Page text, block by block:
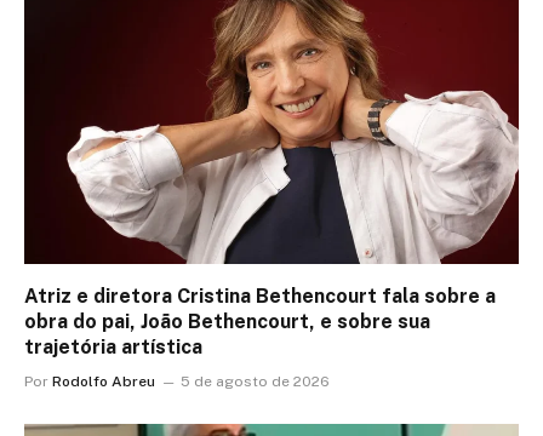
Atriz e diretora Cristina Bethencourt fala sobre a
obra do pai, João Bethencourt, e sobre sua
trajetória artística
Por Rodolfo Abreu 5 de agosto de 2026